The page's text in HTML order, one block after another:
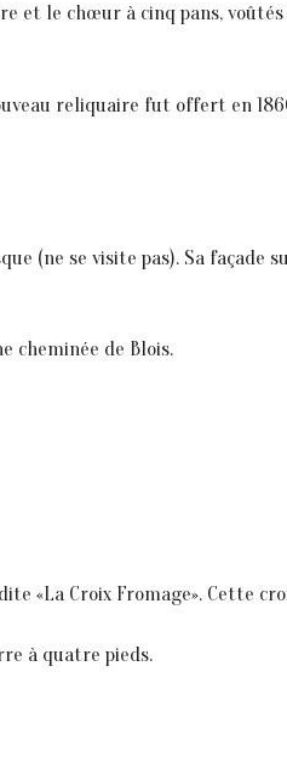
et le chœur à cinq pans, voûtés
reliquaire fut offert en
(ne se visite pas). Sa façade
cheminée de Blois.
«La Croix Fromage». Cette
à quatre pieds.